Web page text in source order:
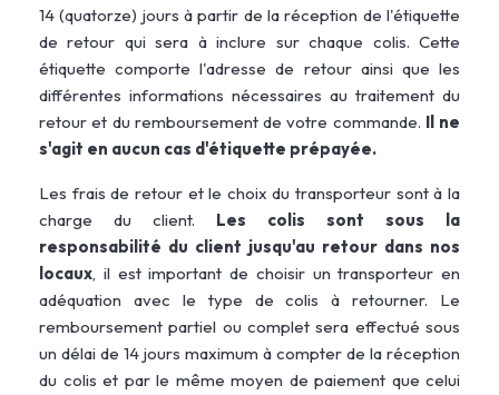
14 (quatorze) jours à partir de la réception de l'étiquette
de retour qui sera à inclure sur chaque colis. Cette
étiquette comporte l'adresse de retour ainsi que les
différentes informations nécessaires au traitement du
retour et du remboursement de votre commande. Il ne
s'agit en aucun cas d'étiquette prépayée.
Les frais de retour et le choix du transporteur sont à la
charge du client. Les colis sont sous la
responsabilité du client jusqu'au retour dans nos
locaux, il est important de choisir un transporteur en
adéquation avec le type de colis à retourner. Le
remboursement partiel ou complet sera effectué sous
un délai de 14 jours maximum à compter de la réception
du colis et par le même moyen de paiement que celui